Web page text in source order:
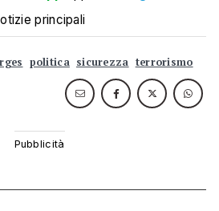
principali
politica sicurezza terrorismo